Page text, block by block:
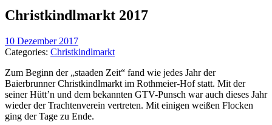
Christkindlmarkt 2017
10 Dezember 2017
Categories: Christkindlmarkt
Zum Beginn der „staaden Zeit“ fand wie jedes Jahr der
Baierbrunner Christkindlmarkt im Rothmeier-Hof statt. Mit der
seiner Hütt’n und dem bekannten GTV-Punsch war auch dieses Jahr
wieder der Trachtenverein vertreten. Mit einigen weißen Flocken
ging der Tage zu Ende.